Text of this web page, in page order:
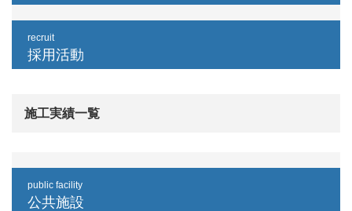
recruit
採用活動
施工実績一覧
public facility
公共施設